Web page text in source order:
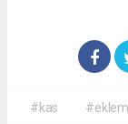
#kas #eklem